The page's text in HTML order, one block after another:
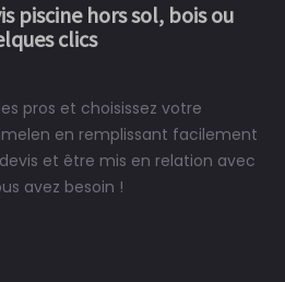
piscine hors sol, bois ou
clics
pros et choisissez votre
en remplissant facilement
et être mis en relation avec
avez besoin !